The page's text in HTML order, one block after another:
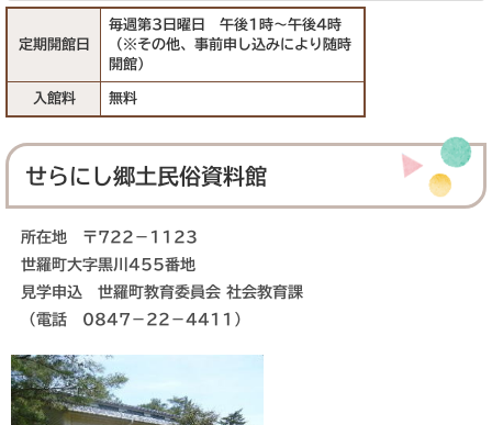
定期開館日
毎週第3日曜日 午後1時～午後4時
（※その他、事前申し込みにより随時
開館）
入館料 無料
せらにし郷土民俗資料館
所在地 〒722－1123
世羅町大字黒川455番地
見学申込 世羅町教育委員会 社会教育課
（電話 0847－22－4411）